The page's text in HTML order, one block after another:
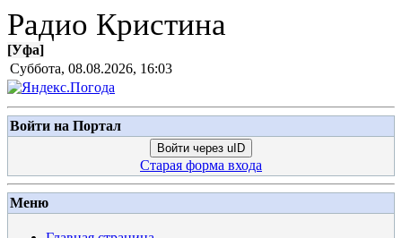
Радио Кристина
[Уфа]
Суббота, 08.08.2026, 16:03
Войти на Портал
Войти через uID
Старая форма входа
Меню